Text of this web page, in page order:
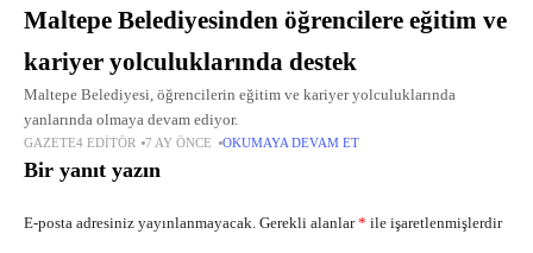
Maltepe Belediyesinden öğrencilere eğitim ve
kariyer yolculuklarında destek
Maltepe Belediyesi, öğrencilerin eğitim ve kariyer yolculuklarında
yanlarında olmaya devam ediyor.
GAZETE4 EDITÖR 7 AY ÖNCE OKUMAYA DEVAM ET
Bir yanıt yazın
E-posta adresiniz yayınlanmayacak. Gerekli alanlar* ile işaretlenmişlerdir